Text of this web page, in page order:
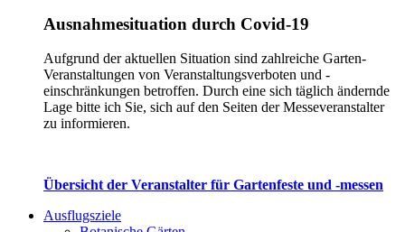
Ausnahmesituation durch Covid-19
Aufgrund der aktuellen Situation sind zahlreiche Garten-
Veranstaltungen von Veranstaltungsverboten und -
einschränkungen betroffen. Durch eine sich täglich ändernde
Lage bitte ich Sie, sich auf den Seiten der Messeveranstalter
zu informieren.
Übersicht der Veranstalter für Gartenfeste und -messen
Ausflugsziele